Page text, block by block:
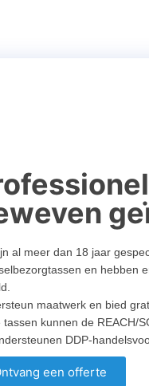
al meer dan 18 jaar
en hebben
maatwerk en bied
tassen kunnen de REACH/
DDP-
een offerte